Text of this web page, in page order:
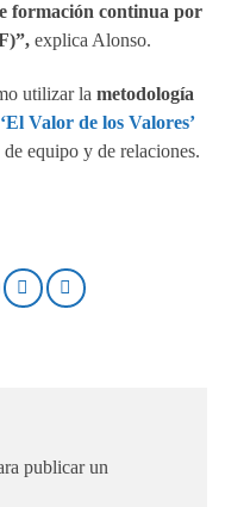
formación continua por
explica Alonso.
utilizar la metodología
Valor de los Valores’
equipo y de relaciones.
publicar un